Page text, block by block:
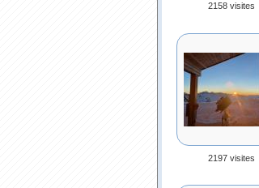
2158 visites
2197 visites